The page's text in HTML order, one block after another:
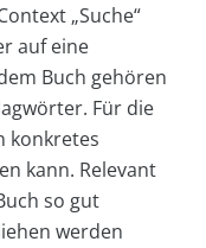
„Suche“
auf eine
Buch gehören
Für die
konkretes
kann. Relevant
so gut
werden